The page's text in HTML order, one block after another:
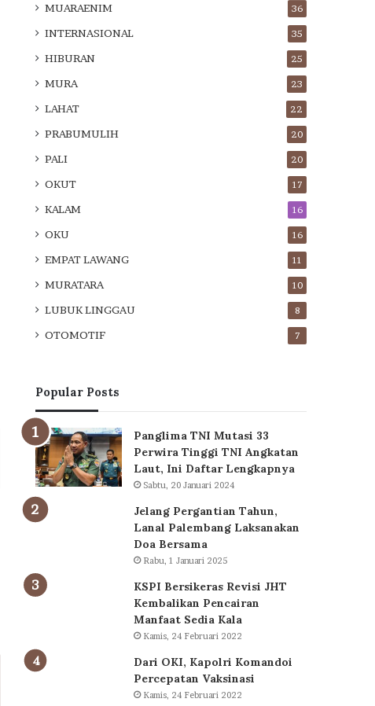
MUARAENIM 36
INTERNASIONAL 35
HIBURAN 25
MURA 23
LAHAT 22
PRABUMULIH 20
PALI 20
OKUT 17
KALAM 16
OKU 16
EMPAT LAWANG 11
MURATARA 10
LUBUK LINGGAU 8
OTOMOTIF 7
Popular Posts
Panglima TNI Mutasi 33
Perwira Tinggi TNI Angkatan
Laut, Ini Daftar Lengkapnya
Sabtu, 20 Januari 2024
Jelang Pergantian Tahun,
Lanal Palembang Laksanakan
Doa Bersama
Rabu, 1 Januari 2025
KSPI Bersikeras Revisi JHT
Kembalikan Pencairan
Manfaat Sedia Kala
Kamis, 24 Februari 2022
Dari OKI, Kapolri Komandoi
Percepatan Vaksinasi
Kamis, 24 Februari 2022